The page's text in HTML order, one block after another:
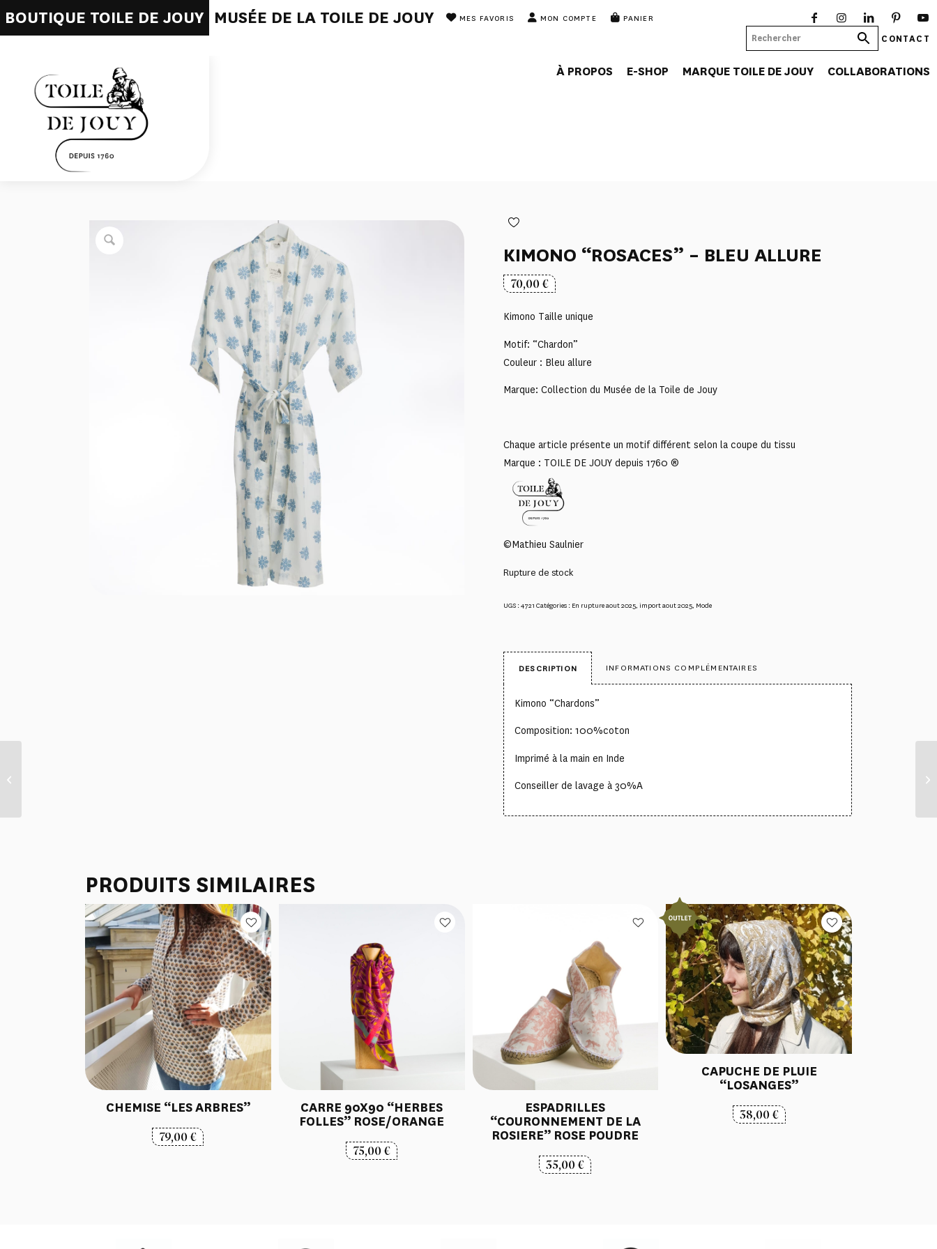
BOUTIQUE TOILE DE JOUY MUSÉE DE LA TOILE DE JOUY MES FAVORIS MON COMPTE PANIER
CONTACT
À PROPOS E-SHOP MARQUE TOILE DE JOUY COLLABORATIONS
KIMONO “ROSACES” – BLEU ALLURE
70,00€
Kimono Taille unique
Motif: “Chardon”
Couleur : Bleu allure
Marque: Collection du Musée de la Toile de Jouy
Chaque article présente un motif différent selon la coupe du tissu
Marque : TOILE DE JOUY depuis 1760 ®
©Mathieu Saulnier
Rupture de stock
UGS :4721 Catégories : En rupture aout 2025 import aout 2025 Mode
DESCRIPTION INFORMATIONS COMPLÉMENTAIRES
Kimono “Chardons”
Composition: 100%coton
Imprimé à la main en Inde
Conseiller de lavage à 30%A
PRODUITS SIMILAIRES
CHEMISE “LES ARBRES”
79,00€
CARRE 90X90 “HERBES
FOLLES” ROSE/ORANGE
75,00€
ESPADRILLES
“COURONNEMENT DE LA
ROSIERE” ROSE POUDRE
35,00€
CAPUCHE DE PLUIE
“LOSANGES”
38,00€